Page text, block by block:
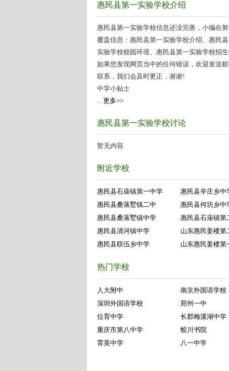
惠民县第一实验学校介绍
惠民县第一实验学校信息还没完善，小编在
覆盖信息：惠民县第一实验学校介绍、惠民
实验学校校园环境、惠民县第一实验学校招
如果您发现网页当中的任何错误，欢迎发送
联系，我们会及时更正，谢谢!
中学小贴士
... 更多>>
惠民县第一实验学校讨论
暂无内容
附近学校
惠民县石庙镇第一中学 惠民县辛庄乡中
惠民县桑落墅镇二中
惠民县何坊乡中
惠民县桑落墅镇中学
惠民县石庙镇第
惠民县清河镇中学
山东惠民姜楼第
惠民县联伍乡中学
山东惠民姜楼第
热门学校
人大附中 南京外国语学校
深圳外国语学校
郑州一中
位育中学
长郡梅溪湖中学
重庆市第八中学
蛟川书院
育英中学
八一中学